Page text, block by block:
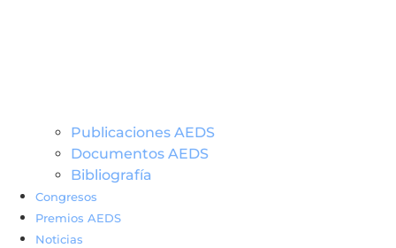
Publicaciones AEDS
Documentos AEDS
Bibliografía
Congresos
Premios AEDS
Noticias